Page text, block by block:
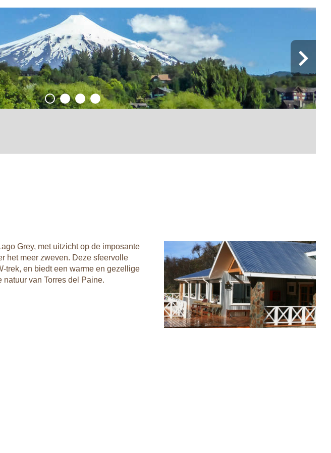
Grey, met uitzicht op de imposante
het meer zweven. Deze sfeervolle
trek, en biedt een warme en gezellige
van Torres del Paine.